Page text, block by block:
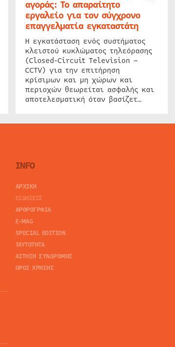
αγοράς: Το απαραίτητο
εργαλείο για τον σύγχρονο
επαγγελματία εγκαταστάτη
Η εγκατάσταση ενός συστήματος
κλειστού κυκλώματος τηλεόρασης
(Closed-Circuit Television –
CCTV) για την επιτήρηση
κρίσιμων και μη χώρων και
περιοχών θεωρείται ασφαλής και
αποτελεσματική όταν βασίζετ…
INFO
ΑΡΧΙΚΗ
ΕΙΔΗΣΕΙΣ
ΑΡΘΡΟΓΡΦΙΑ
E-MAG
SPECIAL EDITION
ΤΑΥΤΟΤΗΤΑ
ΑΙΤΗΣΗ ΣΥΝΔΡΟΜΗΣ
ΟΡΟΙ ΧΡΗΣΗΣ